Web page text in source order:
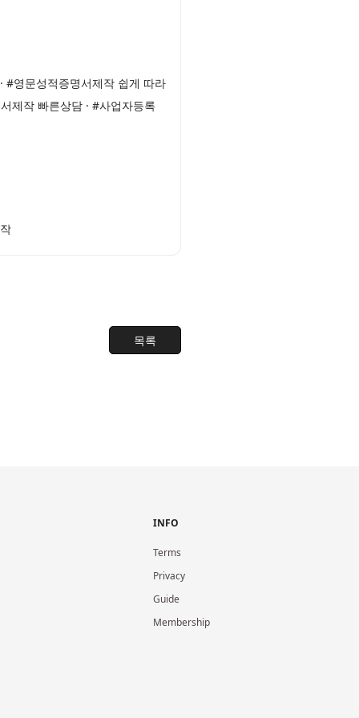
#영문성적증명서제작 쉽게 따라
제작 빠른상담 · #사업자등록
목록
INFO
Terms
Privacy
Guide
Membership